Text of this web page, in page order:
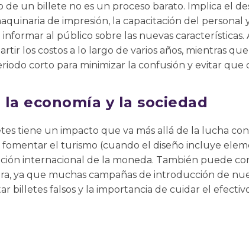
de un billete no es un proceso barato. Implica el
de impresión, la capacitación del personal
al público sobre las nuevas
los costos a lo largo de varios años, mientras
corto para minimizar la confusión y evitar que
economía y la sociedad
tiene un impacto que va más allá de la lucha
el turismo (cuando el diseño incluye
internacional de la moneda. También puede
ya que muchas campañas de introducción de
billetes falsos y la importancia de cuidar el